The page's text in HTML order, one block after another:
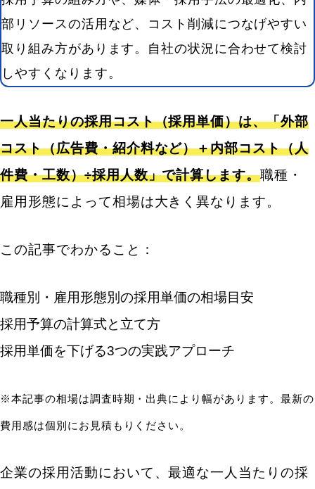
部リソースの活用など、コスト削減につなげやすい
取り組み方があります。自社の状況に合わせて検討
しやすくなります。
一人当たりの採用コスト（採用単価）は、「外部
コスト（広告費・紹介料など）＋内部コスト（人
件費・工数）÷採用人数」で計算します。職種・
雇用形態によって相場は大きく異なります。
この記事でわかること：
職種別・雇用形態別の採用単価の相場目安
採用予算の計算式と立て方
採用単価を下げる3つの実践アプローチ
※本記事の相場は調査時期・出典により幅があります。最新の
費用感は個別にお見積もりください。
企業の採用活動において、最適な一人当たりの採